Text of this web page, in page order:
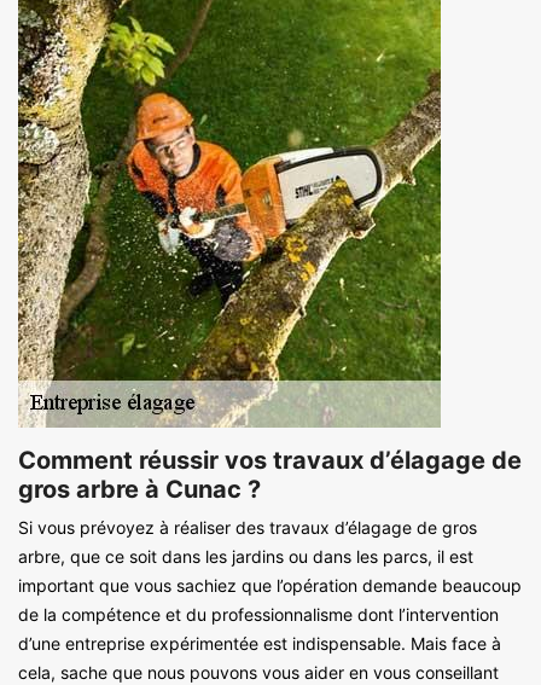
Comment réussir vos travaux d’élagage de
gros arbre à Cunac ?
Si vous prévoyez à réaliser des travaux d’élagage de gros
arbre, que ce soit dans les jardins ou dans les parcs, il est
important que vous sachiez que l’opération demande beaucoup
de la compétence et du professionnalisme dont l’intervention
d’une entreprise expérimentée est indispensable. Mais face à
cela, sache que nous pouvons vous aider en vous conseillant